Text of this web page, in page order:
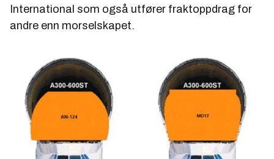
International som også utfører fraktoppdrag for
andre enn morselskapet.